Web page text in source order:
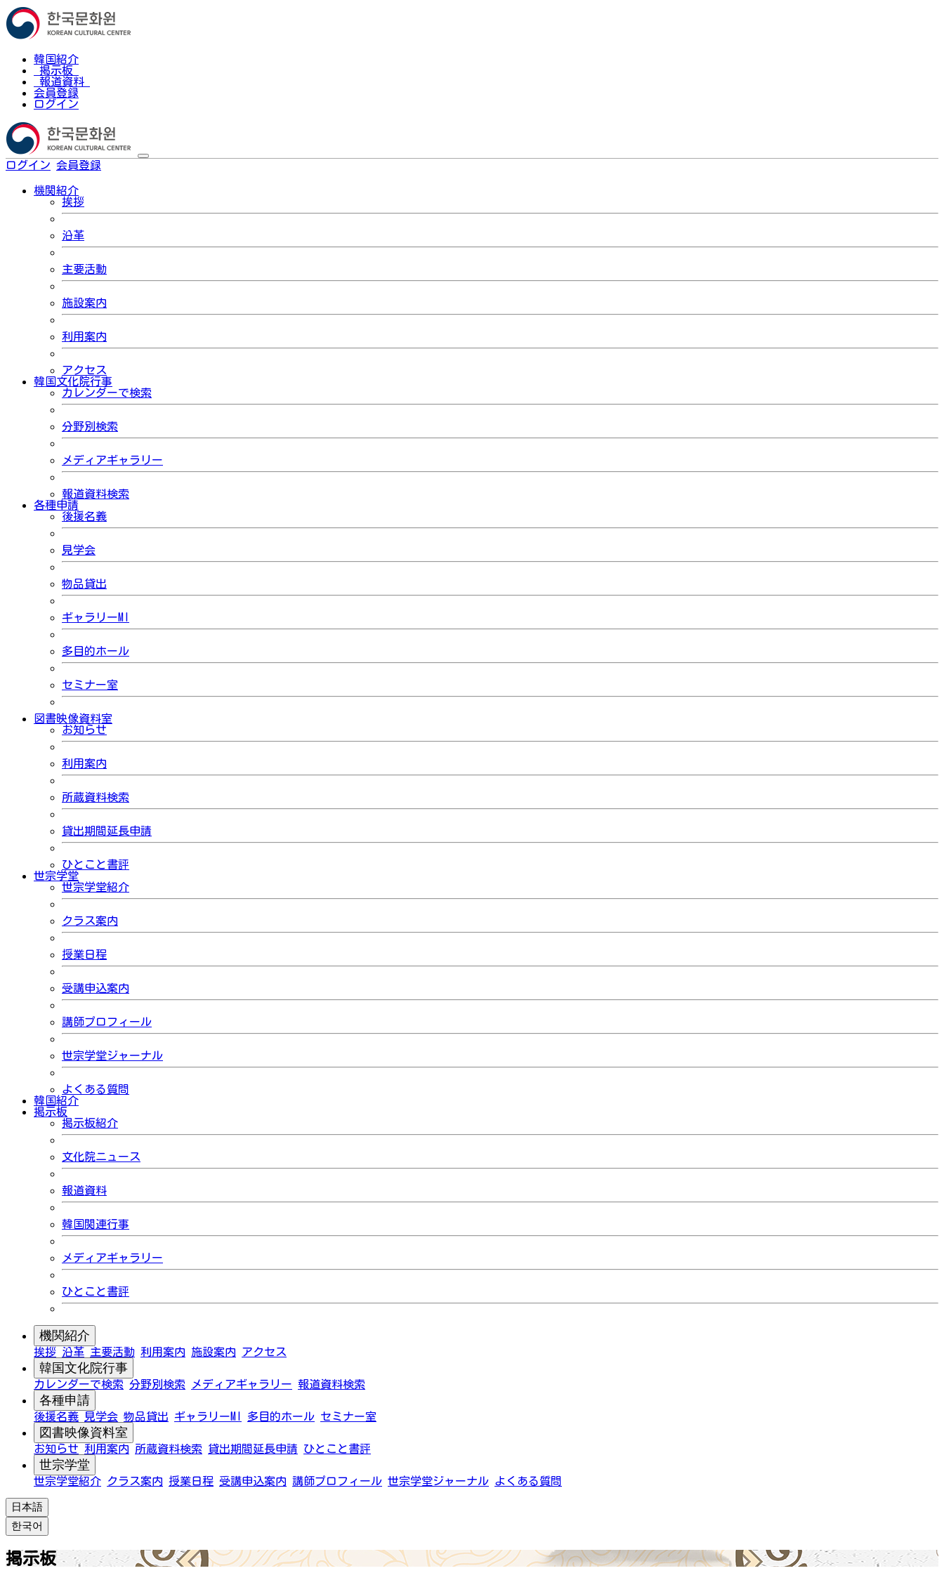
韓国紹介
掲示板
報道資料
会員登録
ログイン
ログイン 会員登録
機関紹介
挨拶
沿革
主要活動
施設案内
利用案内
アクセス
韓国文化院行事
カレンダーで検索
分野別検索
メディアギャラリー
報道資料検索
各種申請
後援名義
見学会
物品貸出
ギャラリーMI
多目的ホール
セミナー室
図書映像資料室
お知らせ
利用案内
所蔵資料検索
貸出期間延長申請
ひとこと書評
世宗学堂
世宗学堂紹介
クラス案内
授業日程
受講申込案内
講師プロフィール
世宗学堂ジャーナル
よくある質問
韓国紹介
掲示板
掲示板紹介
文化院ニュース
報道資料
韓国関連行事
メディアギャラリー
ひとこと書評
機関紹介
挨拶 沿革 主要活動 利用案内 施設案内 アクセス
韓国文化院行事
カレンダーで検索 分野別検索 メディアギャラリー 報道資料検索
各種申請
後援名義 見学会 物品貸出 ギャラリーMI 多目的ホール セミナー室
図書映像資料室
お知らせ 利用案内 所蔵資料検索 貸出期間延長申請 ひとこと書評
世宗学堂
世宗学堂紹介 クラス案内 授業日程 受講申込案内 講師プロフィール 世宗学堂ジャーナル よくある質問
日本語
한국어
掲示板